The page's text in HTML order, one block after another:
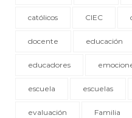
católicos CIEC
docente educación
educadores
escuela escuelas
evaluación Familia